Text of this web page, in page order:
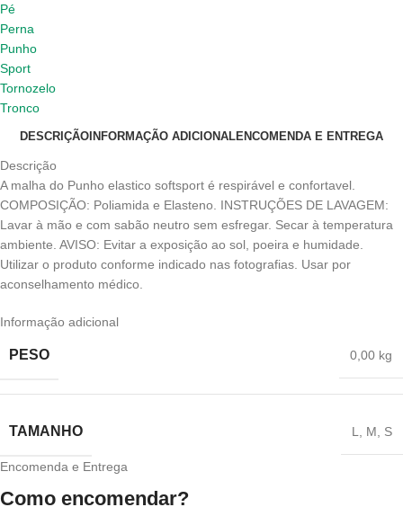
Pé
Perna
Punho
Sport
Tornozelo
Tronco
DESCRIÇÃO INFORMAÇÃO ADICIONALENCOMENDA E ENTREGA
Descrição
A malha do Punho elastico softsport é respirável e confortavel.
COMPOSIÇÃO: Poliamida e Elasteno. INSTRUÇÕES DE LAVAGEM:
Lavar à mão e com sabão neutro sem esfregar. Secar à temperatura
ambiente. AVISO: Evitar a exposição ao sol, poeira e humidade.
Utilizar o produto conforme indicado nas fotografias. Usar por
aconselhamento médico.
Informação adicional
PESO 0,00 kg
TAMANHO L M S
Encomenda e Entrega
Como encomendar?